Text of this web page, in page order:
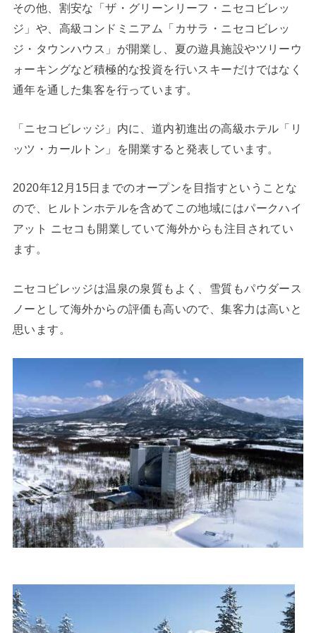
その他、割安な「ザ・グリーンリーフ・ニセコビレッ
ジ」や、高級コンドミニアム「カサラ・ニセコビレッ
ジ・タウンハウス」が開業し、夏の遊具施設やツリーウ
ォーキングなど積極的な投資を行いスキーだけではなく
通年を通した集客を行っています。
「ニセコビレッジ」内に、道内初進出の高級ホテル「リ
ッツ・カールトン」を開業すると発表しています。
2020年12月15日までのオープンを目指すということな
ので、ヒルトンホテルを含めてこの地域にはパークハイ
アット ニセコも開業していて海外からも注目されてい
ます。
ニセコビレッジは温泉の泉質もよく、雪質もパウダース
ノーとして海外からの評価も高いので、集客力は高いと
思います。